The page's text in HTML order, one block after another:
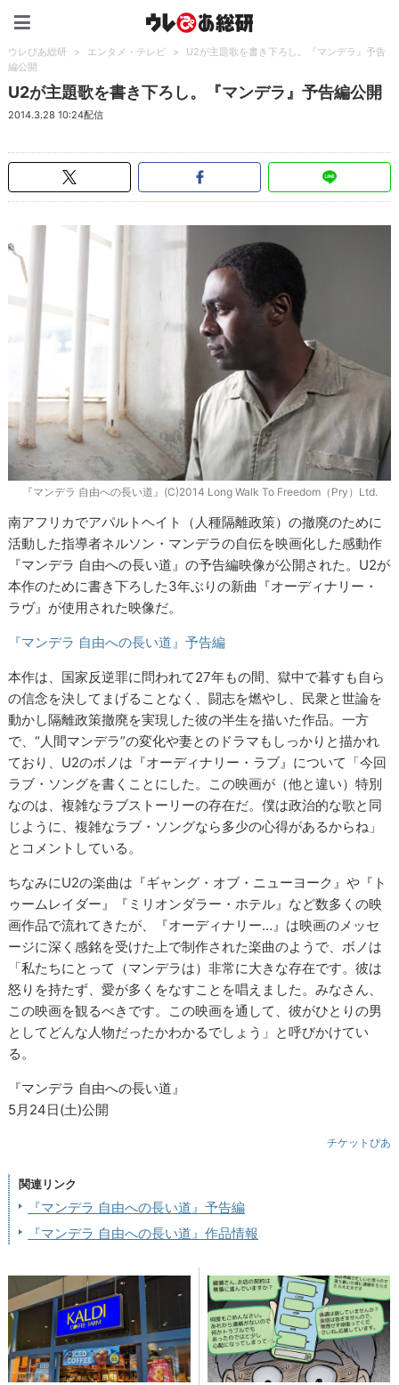
ウレぴあ総研 > エンタメ・テレビ >
U2が主題歌を書き下ろし。『マンデラ』予告
編公開
U2が主題歌を書き下ろし。『マンデラ』予告編公開
2014.3.28 10:24配信
『マンデラ 自由への長い道』(C)2014 Long Walk To Freedom（Pry）Ltd.
南アフリカでアパルトヘイト（人種隔離政策）の撤廃のために
活動した指導者ネルソン・マンデラの自伝を映画化した感動作
『マンデラ 自由への長い道』の予告編映像が公開された。U2が
本作のために書き下ろした3年ぶりの新曲『オーディナリー・
ラヴ』が使用された映像だ。
『マンデラ 自由への長い道』予告編
本作は、国家反逆罪に問われて27年もの間、獄中で暮すも自ら
の信念を決してまげることなく、闘志を燃やし、民衆と世論を
動かし隔離政策撤廃を実現した彼の半生を描いた作品。一方
で、“人間マンデラ”の変化や妻とのドラマもしっかりと描かれ
ており、U2のボノは『オーディナリー・ラブ』について「今回
ラブ・ソングを書くことにした。この映画が（他と違い）特別
なのは、複雑なラブストーリーの存在だ。僕は政治的な歌と同
じように、複雑なラブ・ソングなら多少の心得があるからね」
とコメントしている。
ちなみにU2の楽曲は『ギャング・オブ・ニューヨーク』や『ト
ゥームレイダー』『ミリオンダラー・ホテル』など数多くの映
画作品で流れてきたが、『オーディナリー…』は映画のメッセ
ージに深く感銘を受けた上で制作された楽曲のようで、ボノは
「私たちにとって（マンデラは）非常に大きな存在です。彼は
怒りを持たず、愛が多くをなすことを唱えました。みなさん、
この映画を観るべきです。この映画を通して、彼がひとりの男
としてどんな人物だったかわかるでしょう」と呼びかけてい
る。
『マンデラ 自由への長い道』
5月24日(土)公開
チケットぴあ
関連リンク
『マンデラ 自由への長い道』予告編
『マンデラ 自由への長い道』作品情報